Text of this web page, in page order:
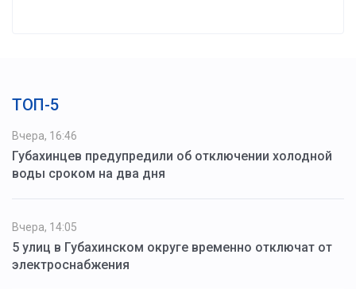
ТОП-5
Вчера, 16:46
Губахинцев предупредили об отключении холодной
воды сроком на два дня
Вчера, 14:05
5 улиц в Губахинском округе временно отключат от
электроснабжения